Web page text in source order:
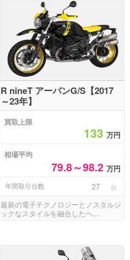
R nineT アーバンG/S【2017
～23年】
買取上限
133 万円
相場平均
79.8～98.2 万円
年間取引台数 27 台
最新の電子テクノロジーとノスタルジ
ックなスタイルを融合したヘ...